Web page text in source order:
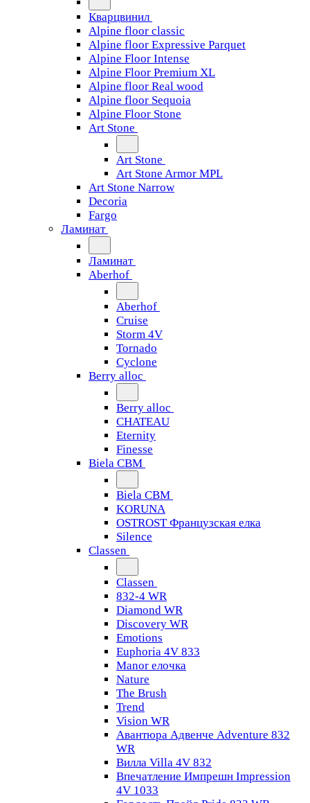
Кварцвинил
Alpine floor classic
Alpine floor Expressive Parquet
Alpine Floor Intense
Alpine Floor Premium XL
Alpine floor Real wood
Alpine floor Sequoia
Alpine Floor Stone
Art Stone
Art Stone
Art Stone Armor MPL
Art Stone Narrow
Decoria
Fargo
Ламинат
Ламинат
Aberhof
Aberhof
Cruise
Storm 4V
Tornado
Сyclone
Berry alloc
Berry alloc
CHATEAU
Eternity
Finesse
Biela CBM
Biela CBM
KORUNA
OSTROST Французская елка
Silence
Classen
Classen
832-4 WR
Diamond WR
Discovery WR
Emotions
Euphoria 4V 833
Manor елочка
Nature
The Brush
Trend
Vision WR
Авантюра Адвенче Adventure 832
WR
Вилла Villa 4V 832
Впечатление Импрешн Impression
4V 1033